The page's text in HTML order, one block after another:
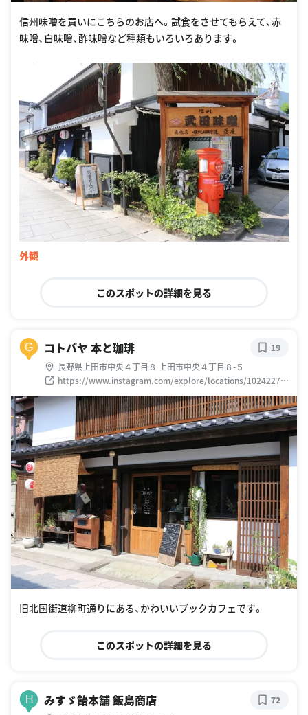
信州味噌を買いにこちらのお店へ。試食をさせてもらえて、赤
味噌、白味噌、酢味噌など種類もいろいろあります。
外観
このスポットの詳細を見る
G コトバヤ 本と珈琲
長野県上田市中央４丁目８ 上田市中央４丁目８-５
https://www.instagram.com/explore/locations/10242276
33
19
旧北国街道柳町通りにある、かわいいブックカフェです。
このスポットの詳細を見る
H みすゞ飴本舗 飯島商店 72